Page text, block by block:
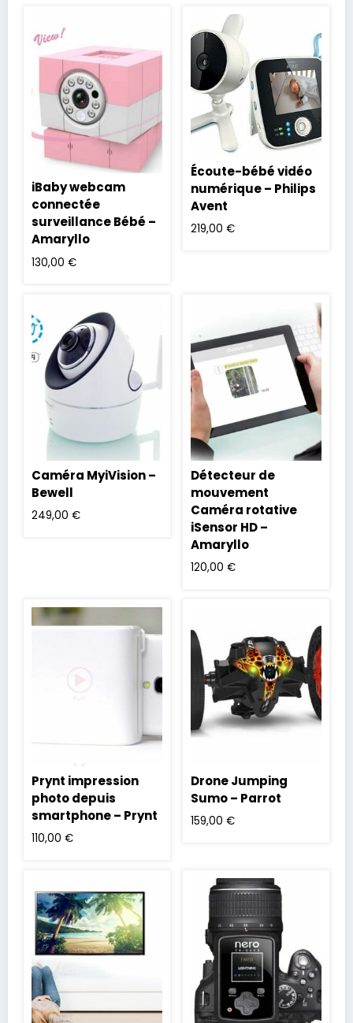
iBaby webcam
connectée
surveillance Bébé –
Amaryllo
130,00 €
Écoute-bébé vidéo
numérique – Philips
Avent
219,00 €
Caméra MyiVision –
Bewell
249,00 €
Détecteur de
mouvement
Caméra rotative
iSensor HD –
Amaryllo
120,00 €
Prynt impression
photo depuis
smartphone – Prynt
110,00 €
Drone Jumping
Sumo – Parrot
159,00 €